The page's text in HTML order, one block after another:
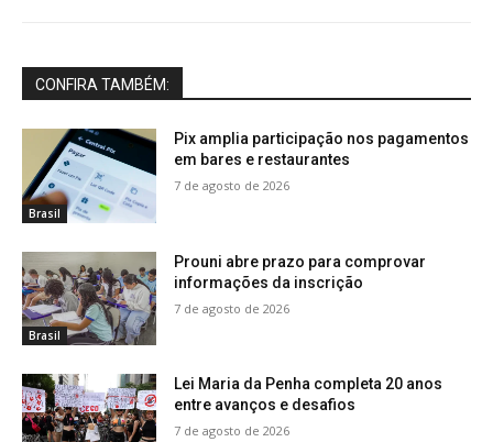
CONFIRA TAMBÉM:
Brasil
Pix amplia participação nos pagamentos
em bares e restaurantes
7 de agosto de 2026
Brasil
Prouni abre prazo para comprovar
informações da inscrição
7 de agosto de 2026
Lei Maria da Penha completa 20 anos
entre avanços e desafios
7 de agosto de 2026